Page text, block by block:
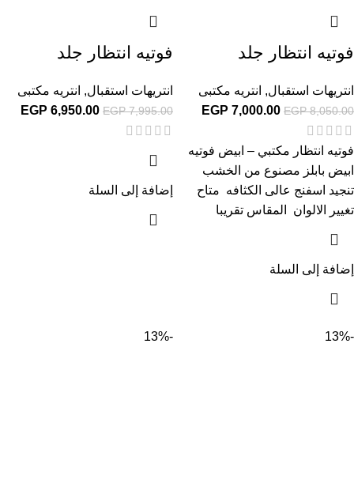
فوتيه انتظار جلد
انتريهات استقبال, انتريه مكتبى
EGP8,050.00
EGP 7,000.00
فوتيه انتظار مكتبي – ابيض فوتيه
ابيض بابلز مصنوع من الخشب
تنجيد اسفنج عالى الكثافه متاح
تغيير الالوان المقاس تقريبا
إضافة إلى السلة
فوتيه انتظار جلد
انتريهات استقبال, انتريه مكتبى
EGP7,995.00
EGP 6,950.00
إضافة إلى السلة
-13%
-13%